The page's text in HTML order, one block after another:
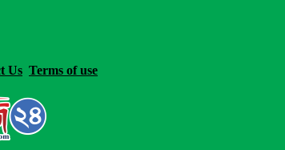
Us Terms of use